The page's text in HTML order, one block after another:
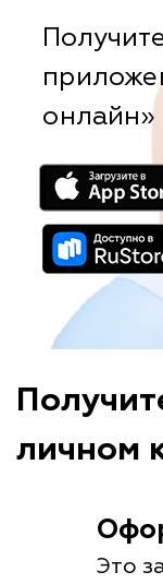
онлайн»
личном
Это